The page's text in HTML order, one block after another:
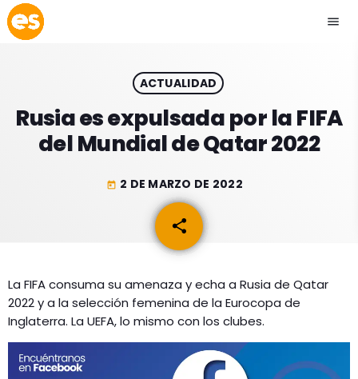
menu
play_arrow
play_arrow EMISIÓN COCHABAMBA
ACTUALIDAD
ESPECTÁCULOS
GEEKERS
LOS + TOP
PROGRAMACIÓN
INICIO
ACTUALIDAD
Rusia es expulsada por la FIFA
del Mundial de Qatar 2022
today 2 DE MARZO DE 2022
share
email
La FIFA consuma su amenaza y echa a Rusia de Qatar
2022 y a la selección femenina de la Eurocopa de
Inglaterra. La UEFA, lo mismo con los clubes.